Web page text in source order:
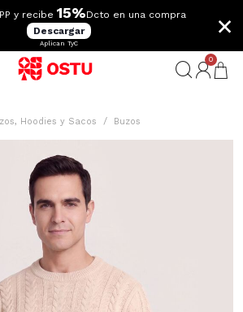
y recibe 15%Dcto en una compra
Descargar
Aplican TyC
×
0
Hoodies y Sacos Buzos